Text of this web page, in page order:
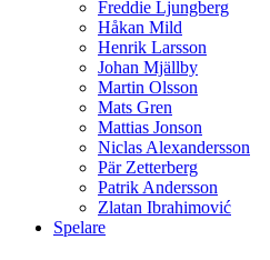
Freddie Ljungberg
Håkan Mild
Henrik Larsson
Johan Mjällby
Martin Olsson
Mats Gren
Mattias Jonson
Niclas Alexandersson
Pär Zetterberg
Patrik Andersson
Zlatan Ibrahimović
Spelare